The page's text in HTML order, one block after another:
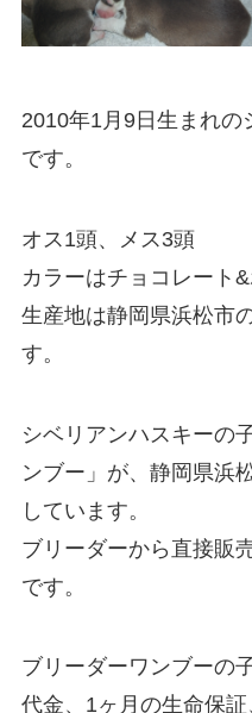
2010年1月9日生まれの
です。
オス1頭、メス3頭
カラーはチョコレート&
生産地は静岡県浜松市
す。
シベリアンハスキーの
ンブー」が、静岡県浜
しています。
ブリーダーから直接販
です。
ブリーダーワンブーの
代金、1ヶ月の生命保